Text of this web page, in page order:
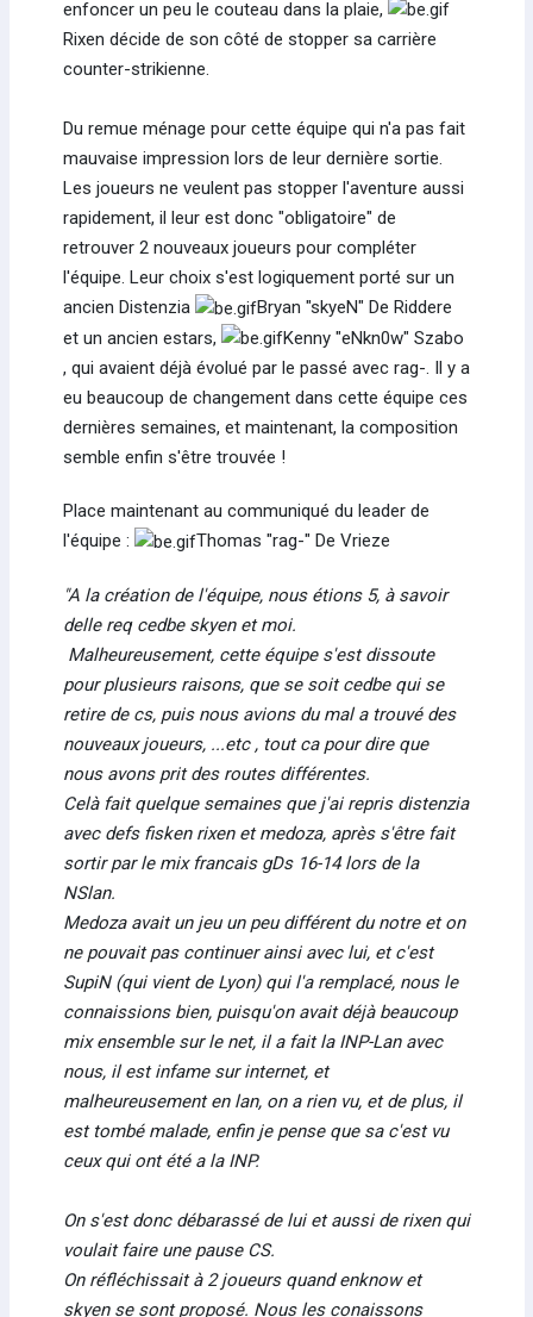
enfoncer un peu le couteau dans la plaie,
Rixen décide de son côté de stopper sa carrière
counter-strikienne.
Du remue ménage pour cette équipe qui n'a pas fait
mauvaise impression lors de leur dernière sortie.
Les joueurs ne veulent pas stopper l'aventure aussi
rapidement, il leur est donc "obligatoire" de
retrouver 2 nouveaux joueurs pour compléter
l'équipe. Leur choix s'est logiquement porté sur un
ancien Distenzia
Bryan "skyeN" De Riddere
et un ancien estars,
Kenny "eNkn0w" Szabo
, qui avaient déjà évolué par le passé avec rag-. Il y a
eu beaucoup de changement dans cette équipe ces
dernières semaines, et maintenant, la composition
semble enfin s'être trouvée !
Place maintenant au communiqué du leader de
l'équipe :
Thomas "rag-" De Vrieze
"A la création de l'équipe, nous étions 5, à savoir
delle req cedbe skyen et moi.
Malheureusement, cette équipe s'est dissoute
pour plusieurs raisons, que se soit cedbe qui se
retire de cs, puis nous avions du mal a trouvé des
nouveaux joueurs, ...etc , tout ca pour dire que
nous avons prit des routes différentes.
Celà fait quelque semaines que j'ai repris distenzia
avec defs fisken rixen et medoza, après s'être fait
sortir par le mix francais gDs 16-14 lors de la
NSlan.
Medoza avait un jeu un peu différent du notre et on
ne pouvait pas continuer ainsi avec lui, et c'est
SupiN (qui vient de Lyon) qui l'a remplacé, nous le
connaissions bien, puisqu'on avait déjà beaucoup
mix ensemble sur le net, il a fait la INP-Lan avec
nous, il est infame sur internet, et
malheureusement en lan, on a rien vu, et de plus, il
est tombé malade, enfin je pense que sa c'est vu
ceux qui ont été a la INP.
On s'est donc débarassé de lui et aussi de rixen qui
voulait faire une pause CS.
On réfléchissait à 2 joueurs quand enknow et
skyen se sont proposé. Nous les conaissons